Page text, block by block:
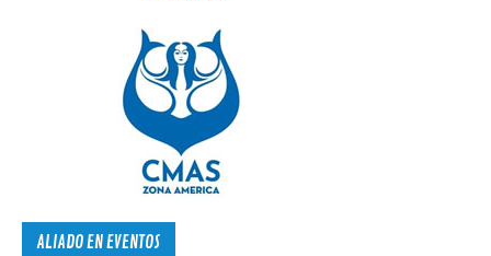
ALIADO EN EVENTOS